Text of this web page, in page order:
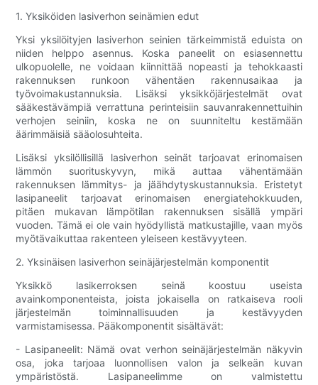
1. Yksiköiden lasiverhon seinämien edut
Yksi yksilöityjen lasiverhon seinien tärkeimmistä eduista on
niiden helppo asennus. Koska paneelit on esiasennettu
ulkopuolelle, ne voidaan kiinnittää nopeasti ja tehokkaasti
rakennuksen runkoon vähentäen rakennusaikaa ja
työvoimakustannuksia. Lisäksi yksikköjärjestelmät ovat
sääkestävämpiä verrattuna perinteisiin sauvanrakennettuihin
verhojen seiniin, koska ne on suunniteltu kestämään
äärimmäisiä sääolosuhteita.
Lisäksi yksilöllisillä lasiverhon seinät tarjoavat erinomaisen
lämmön suorituskyvyn, mikä auttaa vähentämään
rakennuksen lämmitys- ja jäähdytyskustannuksia. Eristetyt
lasipaneelit tarjoavat erinomaisen energiatehokkuuden,
pitäen mukavan lämpötilan rakennuksen sisällä ympäri
vuoden. Tämä ei ole vain hyödyllistä matkustajille, vaan myös
myötävaikuttaa rakenteen yleiseen kestävyyteen.
2. Yksinäisen lasiverhon seinäjärjestelmän komponentit
Yksikkö lasikerroksen seinä koostuu useista
avainkomponenteista, joista jokaisella on ratkaiseva rooli
järjestelmän toiminnallisuuden ja kestävyyden
varmistamisessa. Pääkomponentit sisältävät:
- Lasipaneelit: Nämä ovat verhon seinäjärjestelmän näkyvin
osa, joka tarjoaa luonnollisen valon ja selkeän kuvan
ympäristöstä. Lasipaneelimme on valmistettu